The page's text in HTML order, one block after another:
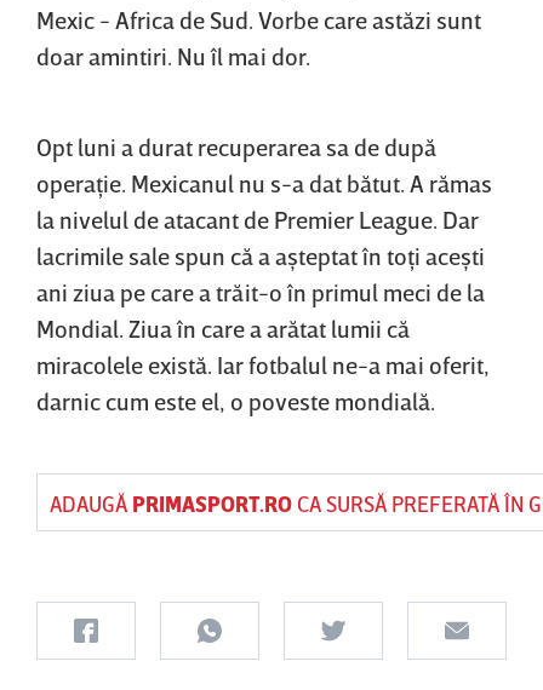
Mexic - Africa de Sud. Vorbe care astăzi sunt
doar amintiri. Nu îl mai dor.
Opt luni a durat recuperarea sa de după
operaţie. Mexicanul nu s-a dat bătut. A rămas
la nivelul de atacant de Premier League. Dar
lacrimile sale spun că a aşteptat în toţi aceşti
ani ziua pe care a trăit-o în primul meci de la
Mondial. Ziua în care a arătat lumii că
miracolele există. Iar fotbalul ne-a mai oferit,
darnic cum este el, o poveste mondială.
ADAUGĂ PRIMASPORT.ROCA SURSĂ PREFERATĂ ÎN